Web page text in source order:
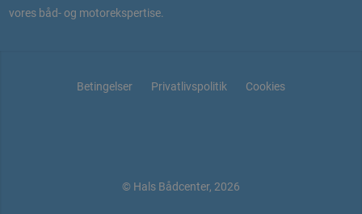
vores båd- og motorekspertise.
Betingelser Privatlivspolitik Cookies
© Hals Bådcenter, 2026